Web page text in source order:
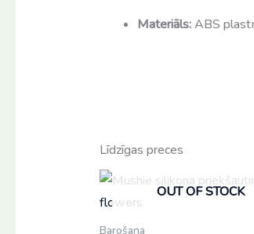
Materiāls:ABS
Līdzīgas preces
OUT OF STOCK
Barošana